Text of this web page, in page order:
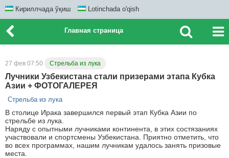
Кириллчада ўқиш Lotinchada o'qish
Главная страница
27 фев 07:50 Стрельба из лука
Лучники Узбекистана стали призерами этапа Кубка
Азии + ФОТОГАЛЕРЕЯ
Стрельба из лука
В столице Ирака завершился первый этап Кубка Азии по
стрельбе из лука.
Наряду с опытными лучниками континента, в этих состязаниях
участвовали и спортсмены Узбекистана. Приятно отметить, что
во всех программах, нашим лучникам удалось занять призовые
места.